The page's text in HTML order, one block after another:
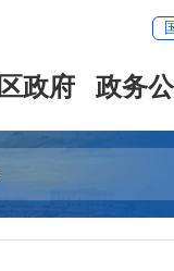
区政府 政务